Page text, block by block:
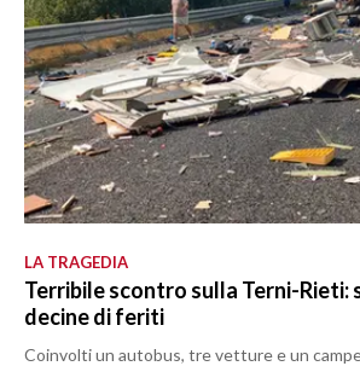
LA TRAGEDIA
Terribile scontro sulla Terni-Rieti:
decine di feriti
Coinvolti un autobus, tre vetture e un